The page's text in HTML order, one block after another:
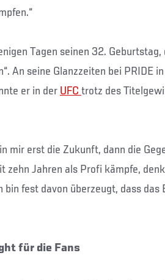
Tagen seinen 32. Geburtstag,
An seine Glanzzeiten bei PRIDE
er in der UFC trotz des
mir erst die Zukunft, dann die
zehn Jahren als Profi kämpfe,
bin fest davon überzeugt, dass das
für die Fans